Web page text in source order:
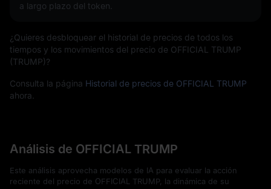
a largo plazo del token.
¿Quieres desbloquear el historial de precios de todos los
tiempos y los movimientos del precio de OFFICIAL TRUMP
(TRUMP)?
Consulta la página Historial de precios de OFFICIAL TRUMP
ahora.
Análisis de OFFICIAL TRUMP
Este análisis aprovecha modelos de IA para evaluar la acción
reciente del precio de OFFICIAL TRUMP, la dinámica de su